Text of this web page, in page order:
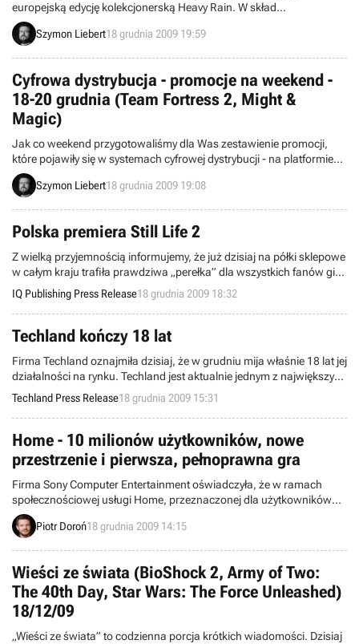
europejską edycję kolekcjonerską Heavy Rain. W skład
wzbogaconego zestawu wejdzie dodatkowa scena z wypychaczem
zwierząt, którą mieliśmy okazję zobaczyć w 2008 roku. Bonusowy
Szymon Liebert18 grudnia 2009 19:59
Cyfrowa dystrybucja - promocje na weekend -
18-20 grudnia (Team Fortress 2, Might &
Magic)
Jak co weekend przygotowaliśmy dla Was zestawienie promocji,
które pojawiły się w systemach cyfrowej dystrybucji - na platformie
Steam oraz w serwisach Good Old Games, Impulse, Direct2Drive i
GamersGate. Tym razem wśród tytułów, jakie internetowe sieci
Szymon Liebert18 grudnia 2009 19:08
Polska premiera Still Life 2
Z wielką przyjemnością informujemy, że już dzisiaj na półki sklepowe
w całym kraju trafiła prawdziwa „perełka” dla wszystkich fanów gier
komputerowych - znakomita i wciągająca przygodówka pt. Still Life
2.
IQ Publishing Press Release18 grudnia 2009 18:32
Techland kończy 18 lat
Firma Techland oznajmiła dzisiaj, że w grudniu mija właśnie 18 lat jej
działalności na rynku. Techland jest aktualnie jednym z największych
i najbardziej doświadczonych developerów gier komputerowych w
Polsce.
Techland Press Release18 grudnia 2009 15:31
Home - 10 milionów użytkowników, nowe
przestrzenie i pierwsza, pełnoprawna gra
Firma Sony Computer Entertainment oświadczyła, że w ramach
społecznościowej usługi Home, przeznaczonej dla użytkowników
konsoli PlayStation 3, zarejestrowało się już ponad 10 milionów
użytkowników.
Piotr Doroń18 grudnia 2009 14:15
Wieści ze świata (BioShock 2, Army of Two:
The 40th Day, Star Wars: The Force Unleashed)
18/12/09
„Wieści ze świata” to codzienna porcja krótkich wiadomości. Dzisiaj